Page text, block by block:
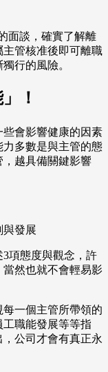
面談，確實了解離
管核准後即可離職
行的風險。
！
會影響健康的因素
多數是與主管的態
，越具備關鍵影響
與發展
項態度與觀念，許
然也就不會輕易影
一個主管所帶領的
工職能發展等等指
公司才會有真正永